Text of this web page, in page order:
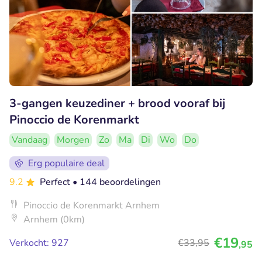
3-gangen keuzediner + brood vooraf bij
Pinoccio de Korenmarkt
Vandaag Morgen Zo Ma Di Wo
Do
Erg populaire deal
9.2
Perfect • 144 beoordelingen
Pinoccio de Korenmarkt Arnhem
Arnhem (0km)
Verkocht: 927
€33,95 €19,95